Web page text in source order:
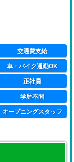
交通費支給
車・バイク通勤OK
正社員
学歴不問
オープニングスタッフ